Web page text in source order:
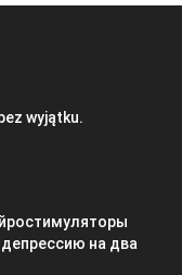
wyjątku.
на два